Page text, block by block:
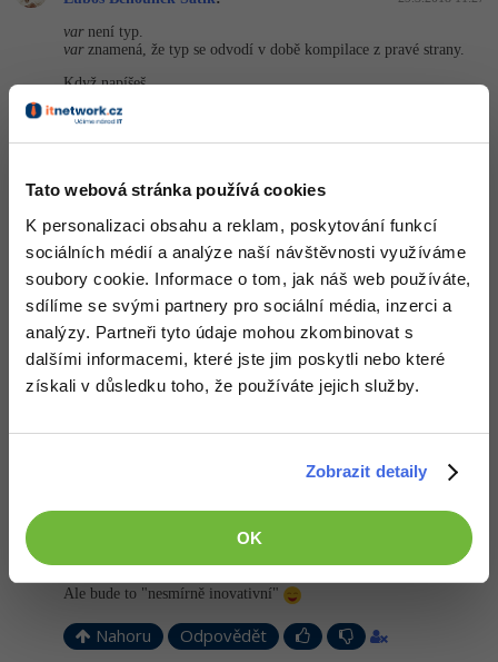
Tato webová stránka používá cookies
K personalizaci obsahu a reklam, poskytování funkcí
sociálních médií a analýze naší návštěvnosti využíváme
soubory cookie. Informace o tom, jak náš web používáte,
sdílíme se svými partnery pro sociální média, inzerci a
analýzy. Partneři tyto údaje mohou zkombinovat s
dalšími informacemi, které jste jim poskytli nebo které
získali v důsledku toho, že používáte jejich služby.
Zobrazit detaily
OK
Windows
Sítě
Kybernetická bezpečnost
Elektronický podpis
Fórum
Fórum
varnení typ.
varznamená, že typ se odvodí v době kompilace z pravé strany.
Když napíšeš
tak v tomhle místěvar znamenástringa je to tedy to samé jako
string a = "ahoj";
Nahoru Odpovědět +5
Marian Benčat: 30.3.2018 11:11
a teď type inference dostane po 11ti letech od existence v C# i
+3
30.3.2018 11:19
Ale bude to "nesmírně inovativní"
Nahoru Odpovědět